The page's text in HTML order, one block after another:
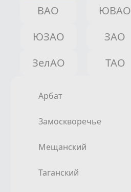
ВАО
ЮВАО
ЮЗАО
ЗАО
ЗелАО
ТАО
Арбат
Замоскворечье
Мещанский
Таганский